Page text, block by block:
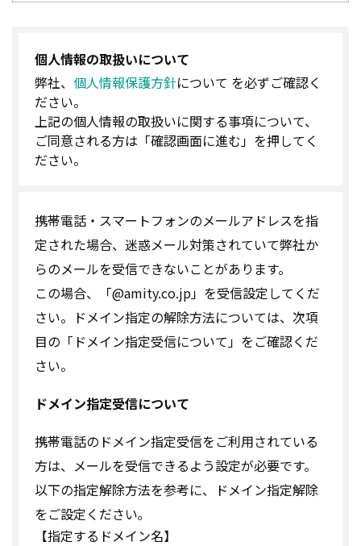
個人情報の取扱いについて
弊社、 個人情報保護方針について を必ずご確認く
ださい。
上記の個人情報の取扱いに関する事項について、
ご同意される方は「確認画面に進む」を押してく
ださい。
携帯電話・スマートフォンのメールアドレスを指
定された場合、迷惑メール対策されていて弊社か
らのメールを受信できないことがあります。
この場合、「@amity.co.jp」を受信設定してくだ
さい。ドメイン指定の解除方法については、次項
目の「ドメイン指定受信について」をご確認くだ
さい。
ドメイン指定受信について
携帯電話のドメイン指定受信をご利用されている
方は、メールを受信できるよう設定が必要です。
以下の指定解除方法を参考に、ドメイン指定解除
をご設定ください｡
【指定するドメイン名】